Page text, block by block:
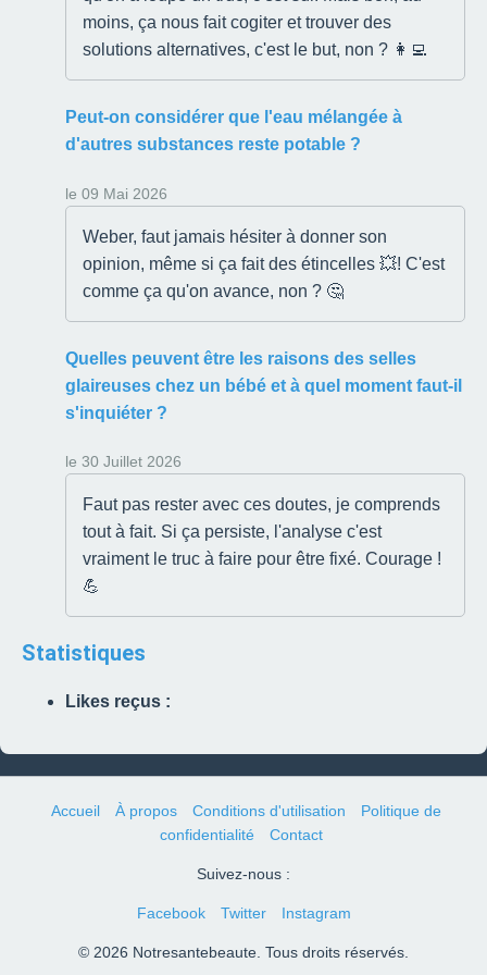
moins, ça nous fait cogiter et trouver des
solutions alternatives, c'est le but, non ? 👩‍💻
Peut-on considérer que l'eau mélangée à
d'autres substances reste potable ?
le 09 Mai 2026
Weber, faut jamais hésiter à donner son
opinion, même si ça fait des étincelles 💥! C'est
comme ça qu'on avance, non ? 🤔
Quelles peuvent être les raisons des selles
glaireuses chez un bébé et à quel moment faut-il
s'inquiéter ?
le 30 Juillet 2026
Faut pas rester avec ces doutes, je comprends
tout à fait. Si ça persiste, l'analyse c'est
vraiment le truc à faire pour être fixé. Courage !
💪
Statistiques
Likes reçus :
Accueil À propos Conditions d'utilisation
Politique de
confidentialité
Contact
Suivez-nous :
Facebook Twitter Instagram
© 2026 Notresantebeaute. Tous droits réservés.